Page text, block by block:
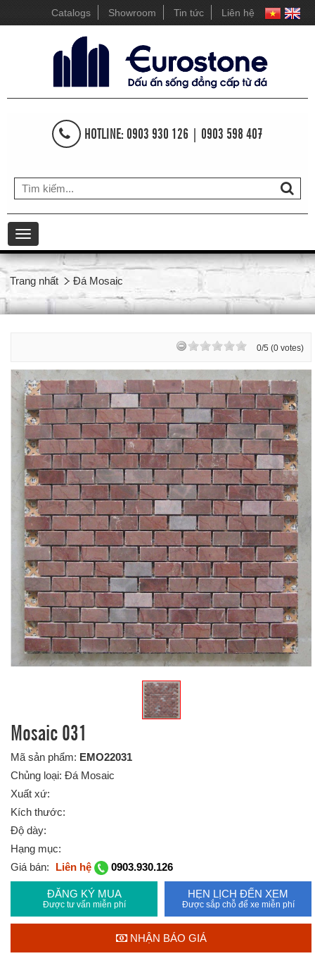
Catalogs Showroom Tin tức Liên hệ
HOTLINE: 0903 930 126 | 0903 598 407
Toggle
navigation
Trang nhất Đá Mosaic
0/5 (0 votes)
Mosaic 031
Mã sản phẩm: EMO22031
Chủng loại: Đá Mosaic
Xuất xứ:
Kích thước:
Độ dày:
Hạng mục:
Giá bán:
Liên hệ 0903.930.126
ĐĂNG KÝ MUA
Được tư vấn miễn phí
HẸN LỊCH ĐẾN XEM
Được sắp chỗ để xe miễn phí
NHẬN BÁO GIÁ